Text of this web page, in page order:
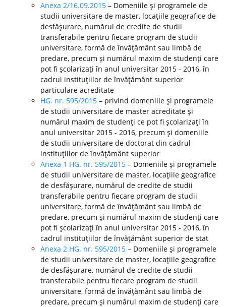
Anexa 2/16.09.2015 – Domeniile şi programele de
studii universitare de master, locaţiile geografice de
desfăşurare, numărul de credite de studii
transferabile pentru fiecare program de studii
universitare, formă de învăţământ sau limbă de
predare, precum şi numărul maxim de studenţi care
pot fi şcolarizaţi în anul universitar 2015 - 2016, în
cadrul instituţiilor de învăţământ superior
particulare acreditate
HG. nr. 595/2015 – privind domeniile şi programele
de studii universitare de master acreditate şi
numărul maxim de studenţi ce pot fi şcolarizaţi în
anul universitar 2015 - 2016, precum şi domeniile
de studii universitare de doctorat din cadrul
instituţiilor de învăţământ superior
Anexa 1 HG. nr. 595/2015 – Domeniile şi programele
de studii universitare de master, locaţiile geografice
de desfăşurare, numărul de credite de studii
transferabile pentru fiecare program de studii
universitare, formă de învăţământ sau limbă de
predare, precum şi numărul maxim de studenţi care
pot fi şcolarizaţi în anul universitar 2015 - 2016, în
cadrul instituţiilor de învăţământ superior de stat
Anexa 2 HG. nr. 595/2015 – Domeniile şi programele
de studii universitare de master, locaţiile geografice
de desfăşurare, numărul de credite de studii
transferabile pentru fiecare program de studii
universitare, formă de învăţământ sau limbă de
predare, precum şi numărul maxim de studenţi care